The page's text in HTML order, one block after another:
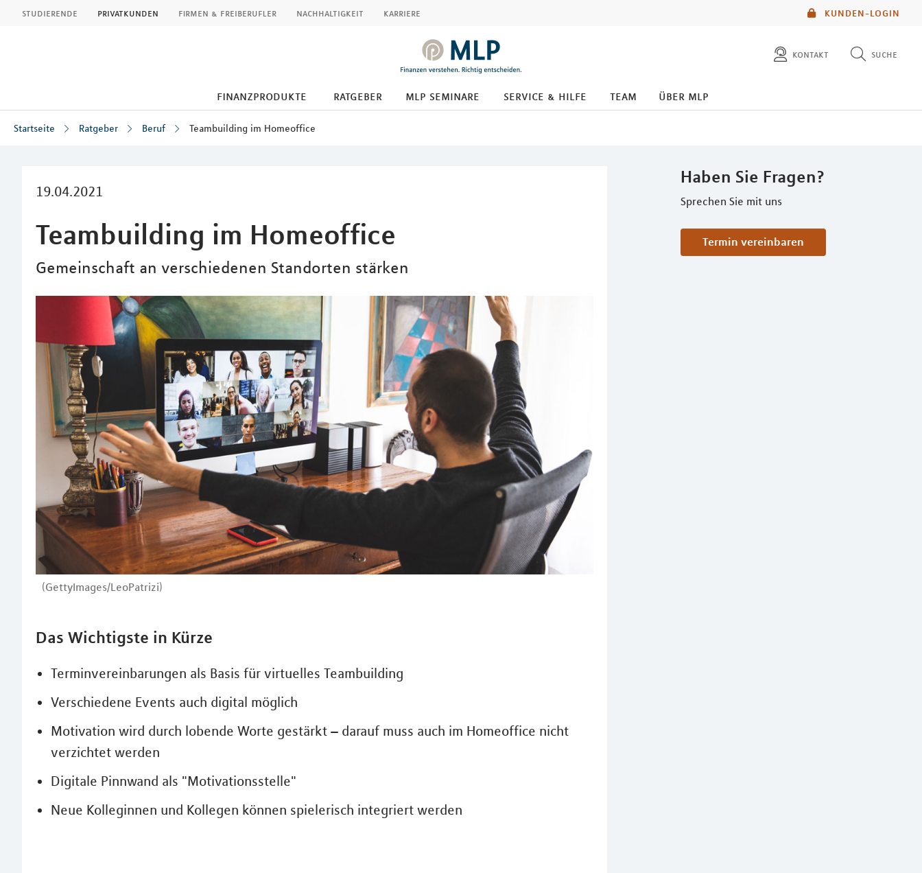
KUNDEN-LOGIN
studierende privatkunden firmen & freiberufler nachhaltigkeit karriere
kontakt suche
finanzprodukte ratgeber mlp seminare service & hilfe team über mlp
Startseite Ratgeber Beruf Teambuilding im Homeoffice
19.04.2021
Teambuilding im Homeoffice
Gemeinschaft an verschiedenen Standorten stärken
(GettyImages/LeoPatrizi)
Haben Sie Fragen?
Sprechen Sie mit uns
Termin vereinbaren
Das Wichtigste in Kürze
Terminvereinbarungen als Basis für virtuelles Teambuilding
Verschiedene Events auch digital möglich
Motivation wird durch lobende Worte gestärkt – darauf muss auch im Homeoffice nicht
verzichtet werden
Digitale Pinnwand als "Motivationsstelle"
Neue Kolleginnen und Kollegen können spielerisch integriert werden